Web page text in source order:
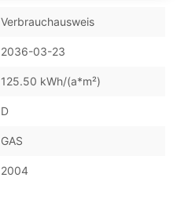
Verbrauchausweis
2036-03-23
125.50 kWh/(a*m²)
D
GAS
2004